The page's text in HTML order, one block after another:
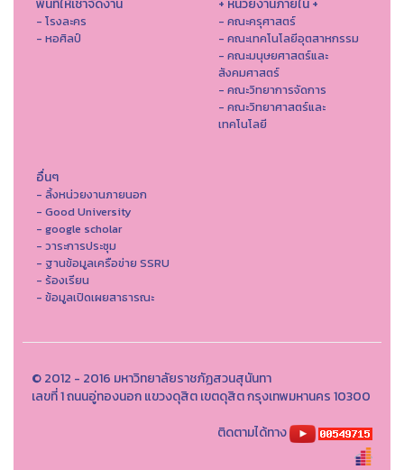
พื้นที่ให้เช่าจัดงาน
- โรงละคร
- หอศิลป์
+ หน่วยงานภายใน +
- คณะครุศาสตร์
- คณะเทคโนโลยีอุตสาหกรรม
- คณะมนุษยศาสตร์และ
สังคมศาสตร์
- คณะวิทยาการจัดการ
- คณะวิทยาศาสตร์และ
เทคโนโลยี
อื่นๆ
- ลิ้งหน่วยงานภายนอก
- Good University
- google scholar
- วาระการประชุม
- ฐานข้อมูลเครือข่าย SSRU
- ร้องเรียน
- ข้อมูลเปิดเผยสาธารณะ
© 2012 - 2016 มหาวิทยาลัยราชภัฏสวนสุนันทา
เลขที่ 1 ถนนอู่ทองนอก แขวงดุสิต เขตดุสิต กรุงเทพมหานคร 10300
ติดตามได้ทาง